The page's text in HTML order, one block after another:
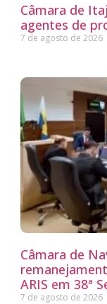
Câmara de
agentes de
7 de agosto de 2026
Câmara de
ARIS em 38ª
7 de agosto de 2026